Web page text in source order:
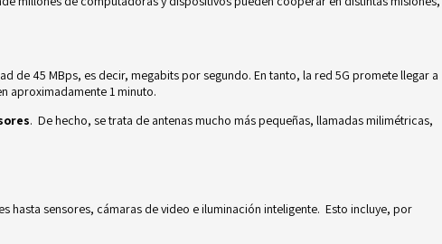
de 45 MBps, es decir, megabits por segundo. En tanto, la red 5G promete llegar a
aproximadamente 1 minuto.
. De hecho, se trata de antenas mucho más pequeñas, llamadas milimétricas,
hasta sensores, cámaras de video e iluminación inteligente. Esto incluye, por